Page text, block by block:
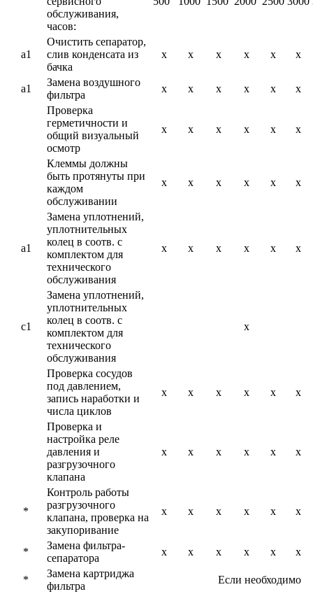
обслуживания,
часов:
a1
Очистить сепаратор,
слив конденсата из
бачка
x x x x x x
a1
Замена воздушного
фильтра
x x x x x
x
Проверка
герметичности и
общий визуальный
осмотр
x x x x x x
Клеммы должны
быть протянуты при
каждом
обслуживании
x x x x x x
a1
Замена уплотнений,
уплотнительных
колец в соотв. с
комплектом для
технического
обслуживания
x x x x x x
c1
Замена уплотнений,
уплотнительных
колец в соотв. с
комплектом для
технического
обслуживания
x
Проверка сосудов
под давлением,
запись наработки и
числа циклов
x x x x x x
Проверка и
настройка реле
давления и
разгрузочного
клапана
x x x x x x
*
Контроль работы
разгрузочного
клапана, проверка на
закупоривание
x x x x x x
*
Замена фильтра-
сепаратора
x x x x x x
*
Замена картриджа
фильтра
Если необходимо